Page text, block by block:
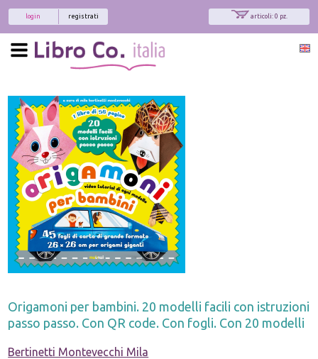
articoli: 0 pz.
registrati
login
Origamoni per bambini. 20 modelli facili con istruzioni
passo passo. Con QR code. Con fogli. Con 20 modelli
Bertinetti Montevecchi Mila